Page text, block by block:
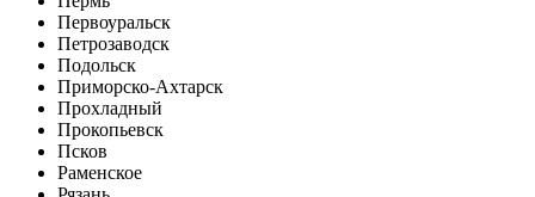
Первоуральск
Петрозаводск
Подольск
Приморско-Ахтарск
Прохладный
Прокопьевск
Псков
Раменское